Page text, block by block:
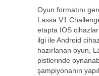
Oyun formatını
Lassa V1
etapta IOS cihazlar
ilgi ile Android
hazırlanan oyun,
pistlerinde
şampiyonanın